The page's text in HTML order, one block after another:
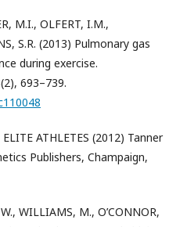
M.I., OLFERT, I.M.,
S.R. (2013) Pulmonary gas
during exercise.
693–739.
ATHLETES (2012) Tanner
Publishers, Champaign,
WILLIAMS, M., O’CONNOR,